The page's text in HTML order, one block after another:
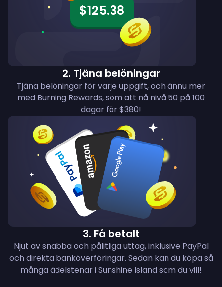
$125.38
2. Tjäna belöningar
Tjäna belöningar för varje uppgift, och ännu mer
med Burning Rewards, som att nå nivå 50 på 100
dagar för $380!
3. Få betalt
Njut av snabba och pålitliga uttag, inklusive PayPal
och direkta banköverföringar. Sedan kan du köpa så
många ädelstenar i Sunshine Island som du vill!